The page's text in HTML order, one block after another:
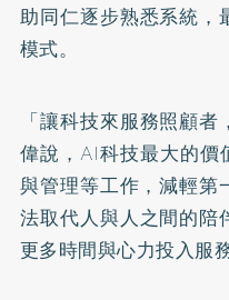
助同仁逐步熟悉系統，
模式。
「讓科技來服務照顧
偉說，AI科技最大的價
與管理等工作，減輕
法取代人與人之間的陪
更多時間與心力投入服